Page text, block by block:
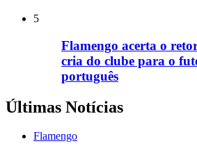
5
Flamengo acerta o
cria do clube para o
português
Últimas Notícias
Flamengo